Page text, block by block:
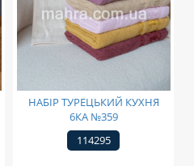
НАБІР ТУРЕЦЬКИЙ КУХНЯ
6КА №359
114295